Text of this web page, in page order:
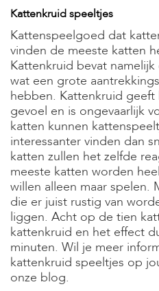
W
i
n
k
e
l
s
W
e
b
s
h
o
p
K
l
a
n
t
Kattenkruid speeltjes
Kattenspeelgoed dat
vinden de meeste katten
Kattenkruid bevat
wat een grote
hebben. Kattenkruid
gevoel en is ongevaarlijk
katten kunnen
interessanter vinden dan
katten zullen het zelfde
meeste katten worden
willen alleen maar spelen.
die er juist rustig van
liggen. Acht op de tien
kattenkruid en het effect
minuten. Wil je meer
kattenkruid speeltjes op
onze blog.